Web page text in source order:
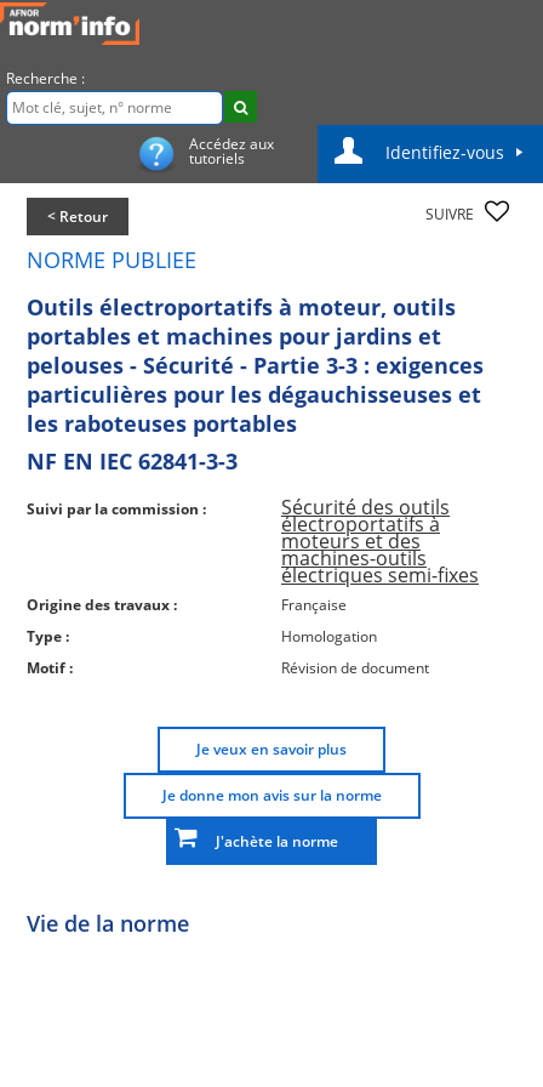
Recherche :
Accédez aux
tutoriels Identifiez-vous
< Retour SUIVRE
NORME PUBLIEE
Outils électroportatifs à moteur, outils
portables et machines pour jardins et
pelouses - Sécurité - Partie 3-3 : exigences
particulières pour les dégauchisseuses et
les raboteuses portables
NF EN IEC 62841-3-3
Suivi par la commission : Sécurité des outils
électroportatifs à
moteurs et des
machines-outils
électriques semi-fixes
Origine des travaux :
Française
Type :
Homologation
Motif :
Révision de document
Je veux en savoir plus
Je donne mon avis sur la norme
J'achète la norme
Vie de la norme